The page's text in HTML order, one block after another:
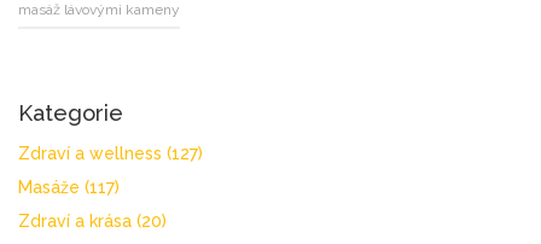
masáž lávovými kameny
Kategorie
Zdraví a wellness (127)
Masáže (117)
Zdraví a krása (20)